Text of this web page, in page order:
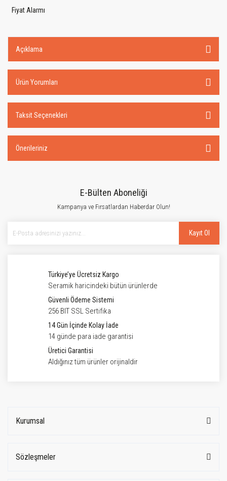
Fiyat Alarmı
Açıklama
Ürün Yorumları
Taksit Seçenekleri
Önerileriniz
E-Bülten Aboneliği
Kampanya ve Fırsatlardan Haberdar Olun!
Kayıt Ol
Türkiye’ye Ücretsiz Kargo
Seramik haricindeki bütün ürünlerde
Güvenli Ödeme Sistemi
256 BIT SSL Sertifika
14 Gün İçinde Kolay İade
14 günde para iade garantisi
Üretici Garantisi
Aldığınız tüm ürünler orijinaldir
Kurumsal
Sözleşmeler